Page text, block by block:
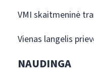
VMI skaitmeninė
Vienas langelis
NAUDINGA